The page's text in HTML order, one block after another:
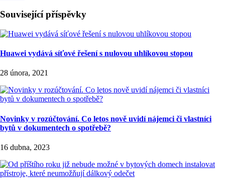
Související příspěvky
Huawei vydává síťové řešení s nulovou uhlíkovou stopou
28 února, 2021
Novinky v rozúčtování. Co letos nově uvidí nájemci či vlastníci
bytů v dokumentech o spotřebě?
16 dubna, 2023